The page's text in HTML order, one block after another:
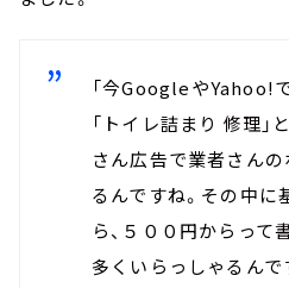
「今GoogleやYahoo!で
「トイレ詰まり 修理」
さん広告で業者さん
るんですね。その中
ら、５００円からっ
多くいらっしゃるんで